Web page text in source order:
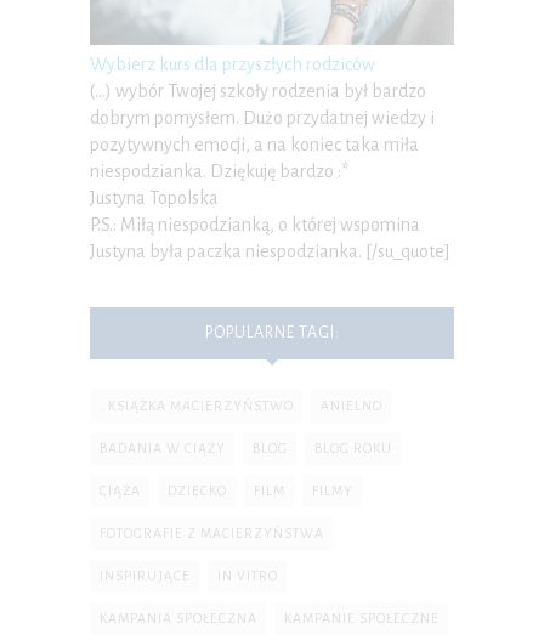
Wybierz kurs dla przyszłych rodziców
(…) wybór Twojej szkoły rodzenia był bardzo
dobrym pomysłem. Dużo przydatnej wiedzy i
pozytywnych emocji, a na koniec taka miła
niespodzianka. Dziękuję bardzo :*
Justyna Topolska
P.S.: Miłą niespodzianką, o której wspomina
Justyna była paczka niespodzianka. [/su_quote]
POPULARNE TAGI:
. KSIĄŻKA MACIERZYŃSTWO ANIELNO
BADANIA W CIĄŻY BLOG BLOG ROKU
CIĄŻA DZIECKO FILM FILMY
FOTOGRAFIE Z MACIERZYŃSTWA
INSPIRUJĄCE IN VITRO
KAMPANIA SPOŁECZNA KAMPANIE SPOŁECZNE